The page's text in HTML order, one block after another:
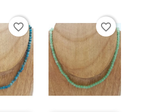
favorite_border favorite_border